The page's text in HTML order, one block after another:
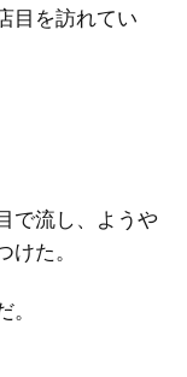
目を訪れてい
で流し、ようや
けた。
。